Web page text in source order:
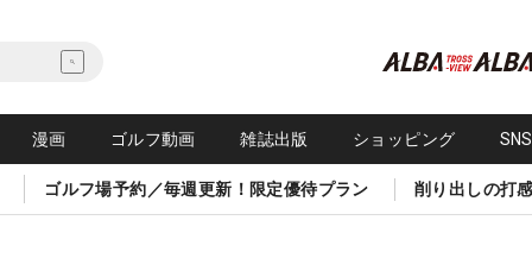
漫画 ゴルフ動画 雑誌出版 ショッピング
ゴルフ場予約／毎週更新！限定優待プラン 削り出しの打